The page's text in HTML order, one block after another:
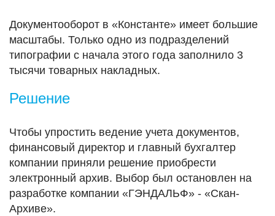
Документооборот в «Константе» имеет большие
масштабы. Только одно из подразделений
типографии с начала этого года заполнило 3
тысячи товарных накладных.
Решение
Чтобы упростить ведение учета документов,
финансовый директор и главный бухгалтер
компании приняли решение приобрести
электронный архив. Выбор был остановлен на
разработке компании «ГЭНДАЛЬФ» - «Скан-
Архиве».